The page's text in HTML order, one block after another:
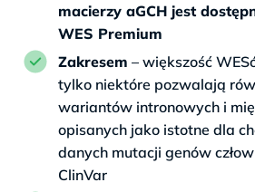
macierzy aGCH jest
WES Premium
Zakresem – większość
tylko niektóre pozwalają
wariantów intronowych i
opisanych jako istotne dla
danych mutacji genów
ClinVar